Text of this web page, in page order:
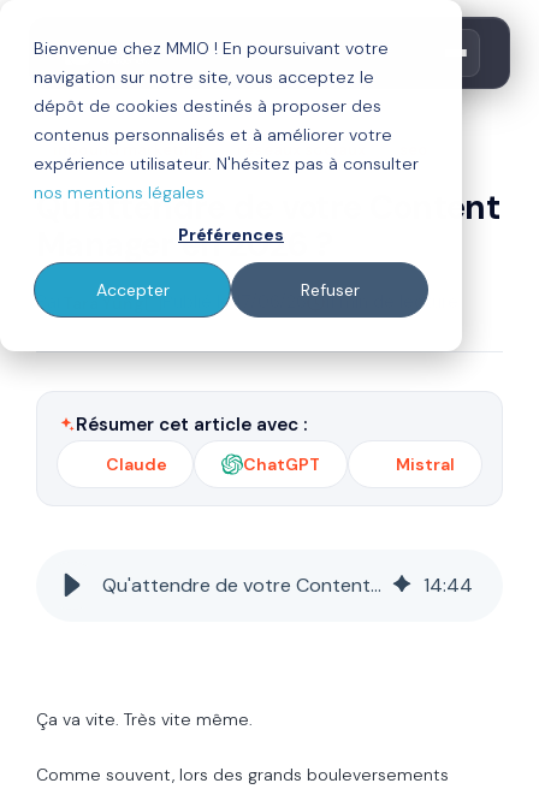
Bienvenue chez MMIO ! En poursuivant votre
navigation sur notre site, vous acceptez le
dépôt de cookies destinés à proposer des
contenus personnalisés et à améliorer votre
expérience utilisateur. N'hésitez pas à consulter
nos mentions légales
Préférences
Accepter Refuser
inbound marketing
Qu'attendre de votre Content
Manager en 2026 ?
Par Tara Yung Publié le 17/06/26 11 min de lecture
Résumer cet article avec :
Claude ChatGPT Mistral
Qu'attendre de votre Content Manager en 2026 ? 14:44
Ça va vite. Très vite même.
Comme souvent, lors des grands bouleversements